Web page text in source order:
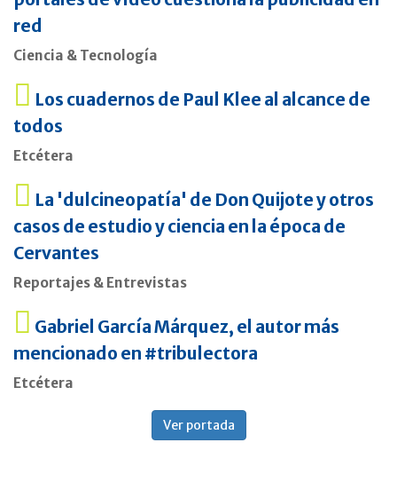
red
Ciencia & Tecnología
Los cuadernos de Paul Klee al alcance de
todos
Etcétera
La 'dulcineopatía' de Don Quijote y otros
casos de estudio y ciencia en la época de
Cervantes
Reportajes & Entrevistas
Gabriel García Márquez, el autor más
mencionado en #tribulectora
Etcétera
Ver portada